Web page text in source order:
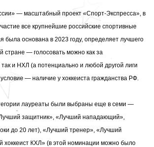
— масштабный проект «Спорт-Экспресса», в
все крупнейшие российские спортивные
основана в 2023 году, определяет лучшего
стране — голосовать можно как за
и НХЛ (а потенциально и любой другой лиги
— наличие у хоккеиста гражданства РФ.
лауреаты были выбраны еще в семи —
защитник», «Лучший нападающий»,
до 20 лет), «Лучший тренер», «Лучший
хоккеист КХЛ» (в этой номинации можно было